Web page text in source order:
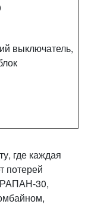
выключатель,
где каждая
потерей